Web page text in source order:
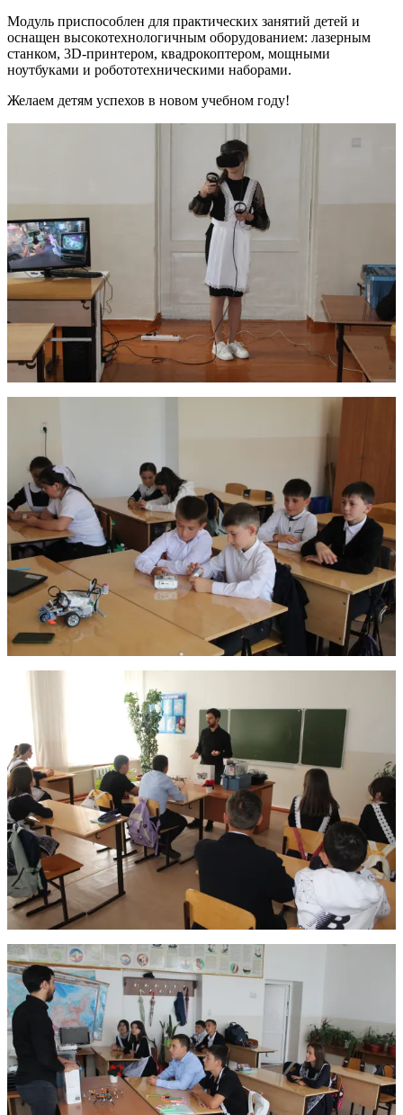
Модуль приспособлен для практических занятий детей и
оснащен высокотехнологичным оборудованием: лазерным
станком, 3D-принтером, квадрокоптером, мощными
ноутбуками и робототехническими наборами.
Желаем детям успехов в новом учебном году!